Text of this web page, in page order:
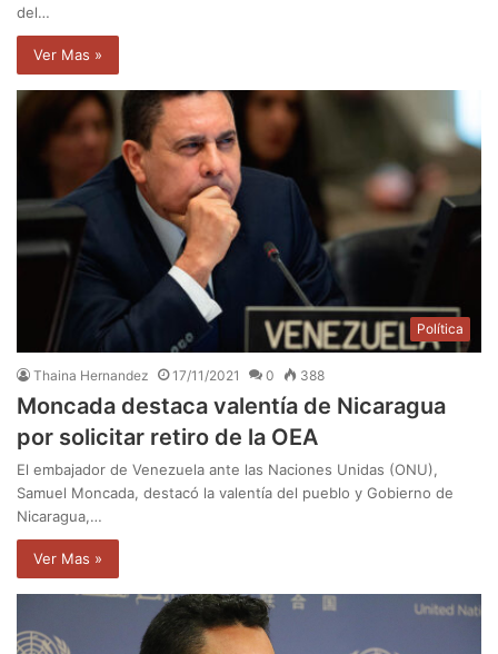
del…
Ver Mas »
Política
Thaina Hernandez 17/11/2021 0 388
Moncada destaca valentía de Nicaragua
por solicitar retiro de la OEA
El embajador de Venezuela ante las Naciones Unidas (ONU),
Samuel Moncada, destacó la valentía del pueblo y Gobierno de
Nicaragua,…
Ver Mas »